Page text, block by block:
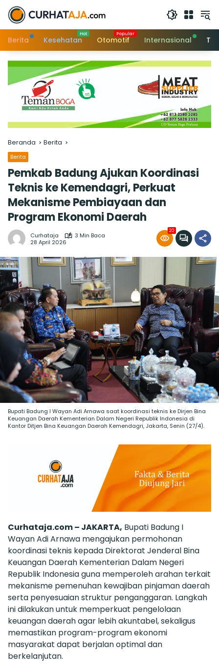
Langsung
konten
Berita
Kesehatan Otomotif Internasional
Beranda Berita
Berita
Pemkab Badung Ajukan Koordinasi
Teknis ke Kemendagri, Perkuat
Mekanisme Pembiayaan dan
Program Ekonomi Daerah
Curhataja
3 Min Baca
28 April 2026
20
Bupati Badung I Wayan Adi Arnawa saat koordinasi teknis ke Dirjen Bina
Keuangan Daerah Kementerian Dalam Negeri Republik Indonesia di
Kantor Ditjen Bina Keuangan Daerah Kemendagri, Jakarta, Senin (27/4).
Curhataja.com – JAKARTA, Bupati Badung I
Wayan Adi Arnawa mengajukan permohonan
koordinasi teknis kepada Direktorat Jenderal Bina
Keuangan Daerah Kementerian Dalam Negeri
Republik Indonesia guna memperoleh arahan terkait
mekanisme pemenuhan kewajiban pinjaman daerah
serta penyesuaian struktur penganggaran. Langkah
ini dilakukan untuk memperkuat pengelolaan
keuangan daerah agar lebih akuntabel, sekaligus
memastikan program-program ekonomi
masyarakat dapat berjalan optimal dan
berkelanjutan.